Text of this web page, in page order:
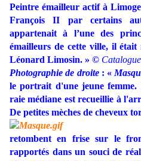
Peintre émailleur actif à
François II par certains
appartenait à l’une des
émailleurs de cette ville, il
Léonard Limosin. » © Catalogue
Photographie de droite: «
le portrait d'une jeune
raie médiane est recueillie à
De petites mèches de cheveux
retombent en frise sur le
rapportés dans un souci de